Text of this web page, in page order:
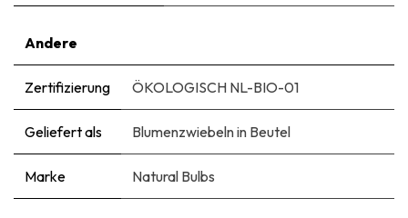
Andere
Zertifizierung ÖKOLOGISCH NL-BIO-01
Geliefert als Blumenzwiebeln in Beutel
Marke Natural Bulbs